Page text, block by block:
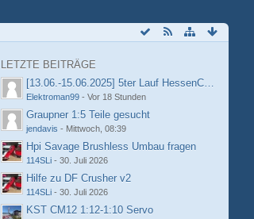
LETZTE BEITRÄGE
[13.06.-15.06.2025] 5ter Lauf HessenCup OR8 /
Elektroman99 - Vor 18 Stunden
Graupner 1:5 Teile gesucht
jendavis - Mittwoch, 08:39
Hpi Savage Brushless Umbau fragen
114SLi - 30. Juli 2026
Hilfe zu DF Crusher v2
114SLi - 30. Juli 2026
KST CM12 1:12-1:10 Servo